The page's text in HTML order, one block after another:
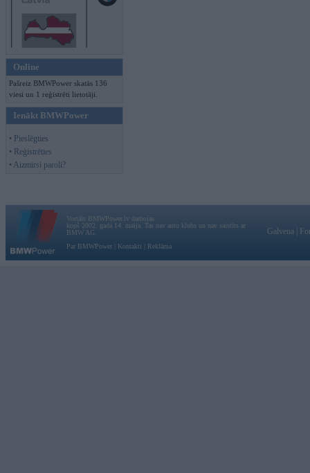
Online
Pašreiz BMWPower skatās 136
viesi un 1 reģistrēti lietotāji.
Ienākt BMWPower
• Pieslēgties
• Reģistrēties
• Aizmirsi paroli?
Vortāls BMWPower.lv darbojas
kopš 2002. gada 14. maija. Tas nav auto klubs un nav saistīts ar
BMW AG.
Par BMWPower
Kontakti Reklāma
Galvena